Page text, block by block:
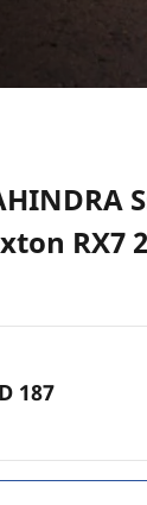
RX7
187